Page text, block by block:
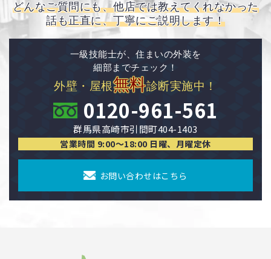
どんなご質問にも、他店では教えてくれなかった
話も正直に、丁寧にご説明します！
一級技能士が、住まいの外装を
細部までチェック！
外壁・屋根無料診断実施中！
0120-961-561
群馬県高崎市引間町404-1403
営業時間 9:00〜18:00 日曜、月曜定休
お問い合わせはこちら